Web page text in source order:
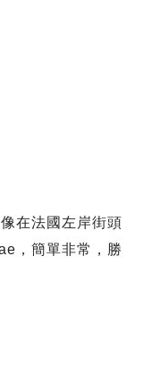
在法國左岸街頭
，簡單非常，勝